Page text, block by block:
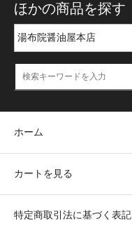
ほかの商品を探す
ホーム
カートを見る
特定商取引法に基づく表記